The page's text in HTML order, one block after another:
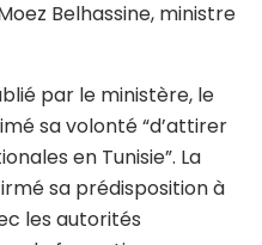
Belhassine, ministre
par le ministère, le
sa volonté “d’attirer
en Tunisie”. La
sa prédisposition à
les autorités